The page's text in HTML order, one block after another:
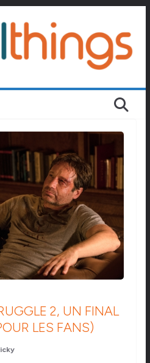
2, UN FINAL
LES FANS)